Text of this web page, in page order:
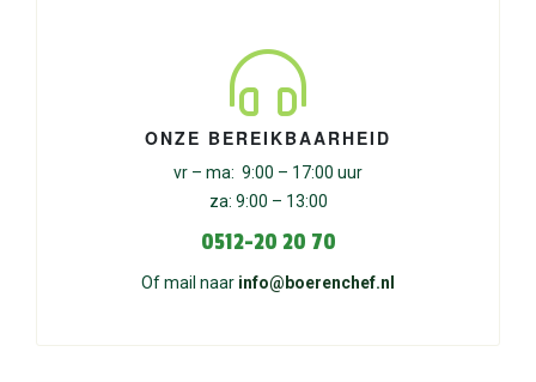
ONZE BEREIKBAARHEID
vr – ma: 9:00 – 17:00 uur
za: 9:00 – 13:00
0512-20 20 70
Of mail naar info@boerenchef.nl